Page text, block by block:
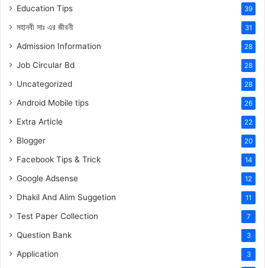
Education Tips 39
মহানবী সাঃ এর জীবনী 31
Admission Information 28
Job Circular Bd 28
Uncategorized 28
Android Mobile tips 26
Extra Article 22
Blogger 20
Facebook Tips & Trick 14
Google Adsense 12
Dhakil And Alim Suggetion 11
Test Paper Collection 7
Question Bank 3
Application 3